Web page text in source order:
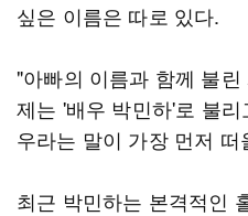
싶은 이름은 따로 있다.
"아빠의 이름과 함께 불
제는 '배우 박민하'로 불
우라는 말이 가장 먼저
최근 박민하는 본격적인